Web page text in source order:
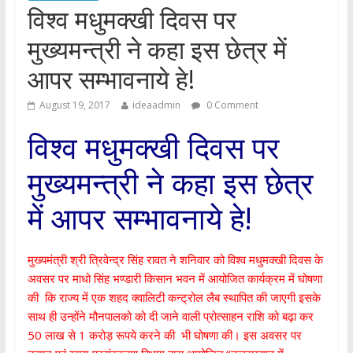
विश्व मधुमक्खी दिवस पर
मुख्यमन्त्री ने कहा इस छेत्र में
आपर सम्भावनाये हे!
August 19, 2017 ideaadmin 0 Comment
विश्व मधुमक्खी दिवस पर
मुख्यमन्त्री ने कहा इस छेत्र
में आपर सम्भावनाये हे!
मुख्यमंत्री श्री त्रिवेन्द्र सिंह रावत ने शनिवार को विश्व मधुमक्खी दिवस के
अवसर पर माधो सिंह भण्डारी किसान भवन में आयोजित कार्यक्रम में घोषणा
की कि राज्य में एक शहद क्वालिटी कन्ट्रोल लैब स्थापित की जाएगी इसके
साथ ही उन्होंने मौनपालको को दी जाने वाली प्रोत्साहन राशि को बढ़ा कर
50 लाख से 1 करोड़ रूपये करने की भी घोषणा की। इस अवसर पर